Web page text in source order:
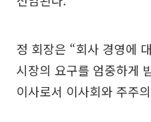
정 회장은 “회사 경영에
시장의 요구를 엄중하게
이사로서 이사회와 주주